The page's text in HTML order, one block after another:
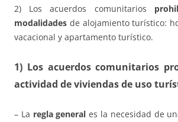
2) Los acuerdos comunitarios
modalidades de alojamiento turístico:
vacacional y apartamento turístico.
1) Los acuerdos comunitarios
actividad de viviendas de uso
– La regla general es la necesidad de